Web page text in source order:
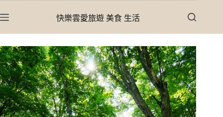
至
內
容
快樂雲愛旅遊 美食 生活